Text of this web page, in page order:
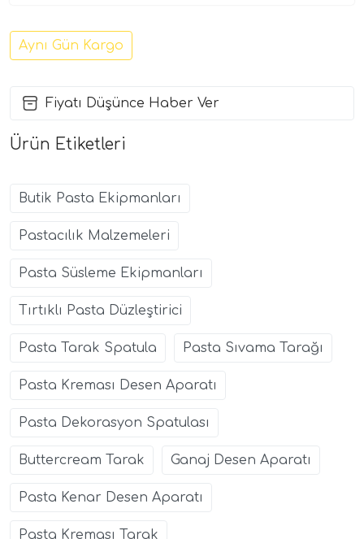
Aynı Gün Kargo
Fiyatı Düşünce Haber Ver
Ürün Etiketleri
Butik Pasta Ekipmanları
Pastacılık Malzemeleri
Pasta Süsleme Ekipmanları
Tırtıklı Pasta Düzleştirici
Pasta Tarak Spatula Pasta Sıvama Tarağı
Pasta Kreması Desen Aparatı
Pasta Dekorasyon Spatulası
Buttercream Tarak Ganaj Desen Aparatı
Pasta Kenar Desen Aparatı
Pasta Kreması Tarak